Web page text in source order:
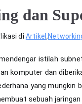
dan
di Artikel ,
istilah
komputer dan
yang
sebuah